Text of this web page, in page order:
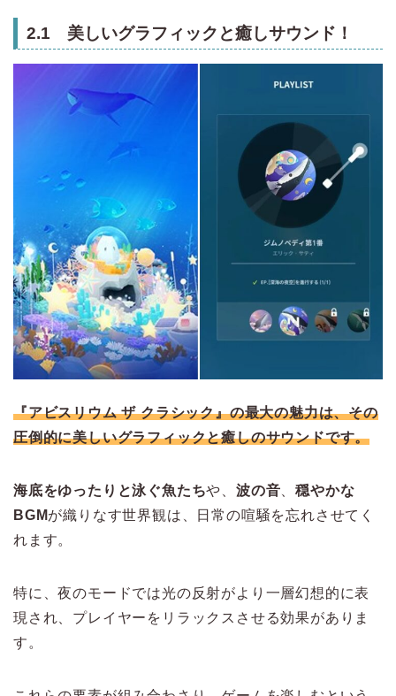
2.1 美しいグラフィックと癒しサウンド！
『アビスリウム ザ クラシック』の最大の魅力は、その
圧倒的に美しいグラフィックと癒しのサウンドです。
海底をゆったりと泳ぐ魚たちや、波の音 、穏やかな
BGMが織りなす世界観は、日常の喧騒を忘れさせてく
れます。
特に、夜のモードでは光の反射がより一層幻想的に表
現され、プレイヤーをリラックスさせる効果がありま
す。